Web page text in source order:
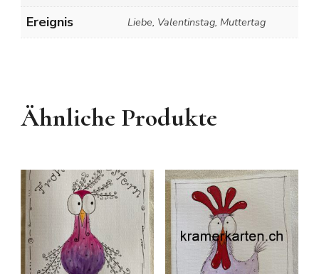
Ereignis Liebe, Valentinstag, Muttertag
Ähnliche Produkte